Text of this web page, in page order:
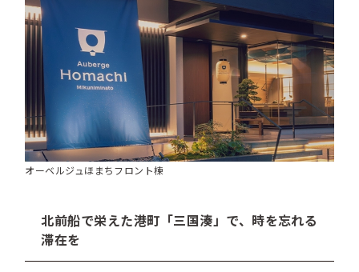
オーベルジュほまちフロント棟
北前船で栄えた港町「三国湊」で、時を忘れる
滞在を